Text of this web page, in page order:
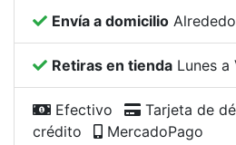
Envía a domicilio
Retiras en tienda Lunes a
Efectivo Tarjeta de
crédito
MercadoPago